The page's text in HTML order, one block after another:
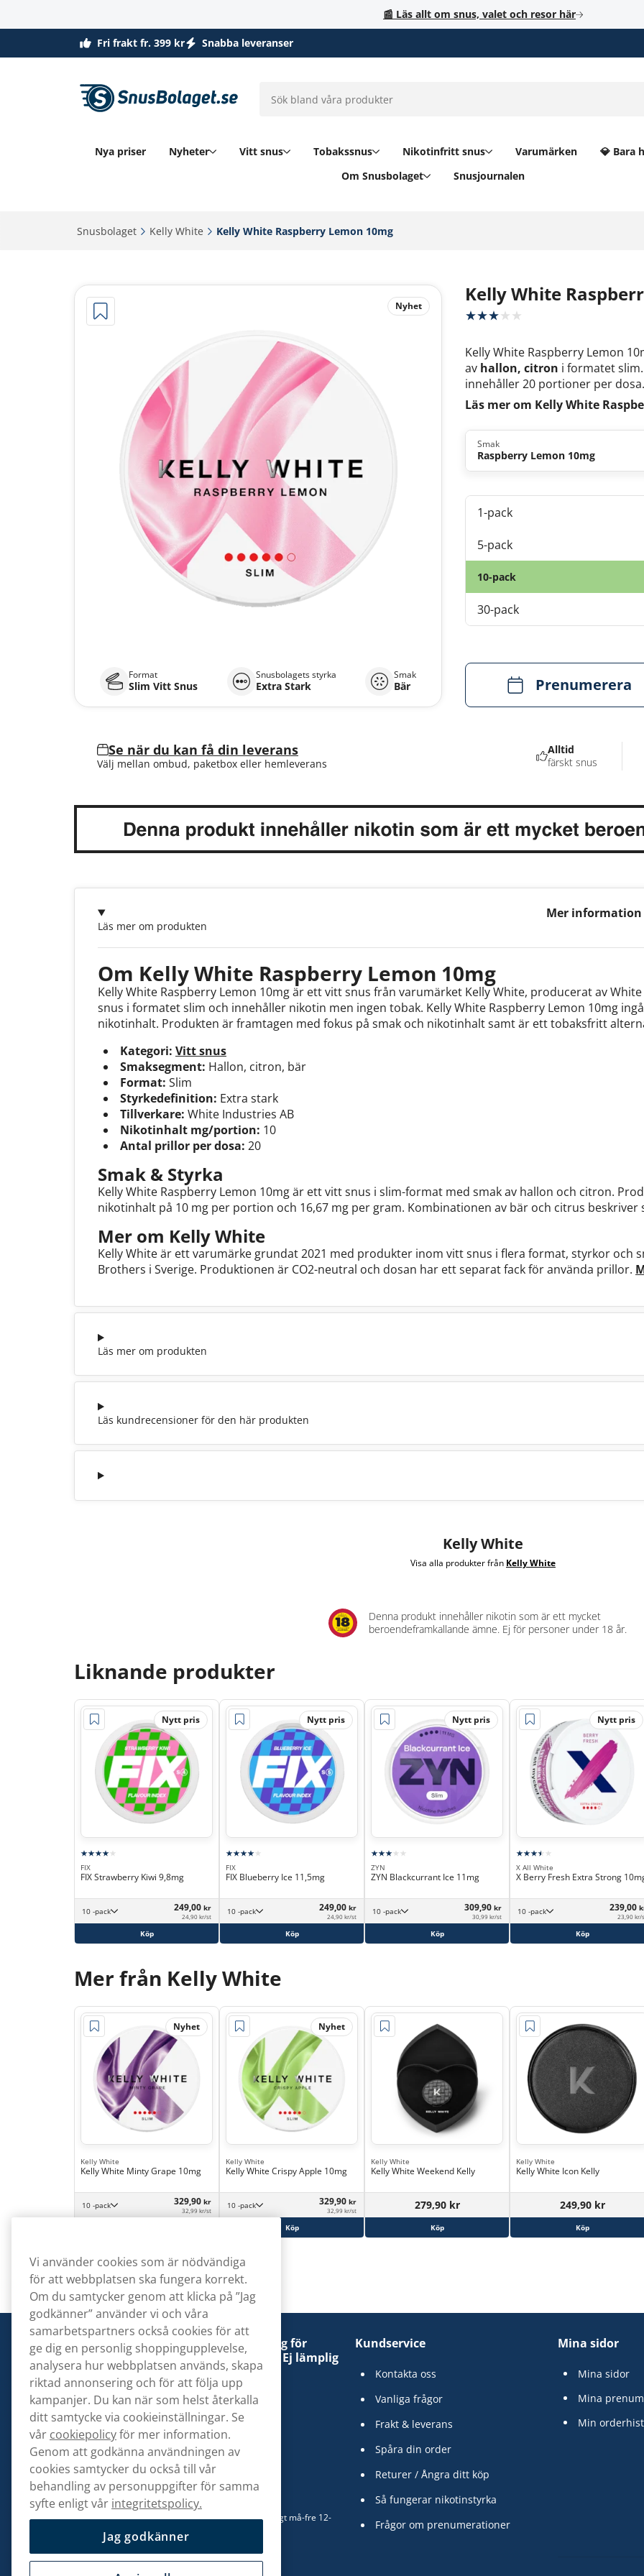
📰 Läs allt om snus, valet och resor här
Fri frakt fr. 399 kr Snabba leveranser
Nya priser Nyheter Vitt snus Tobakssnus Nikotinfritt snus Varumärken 💎 Bara
Om Snusbolaget
Snusjournalen
Snusbolaget‎ Kelly White‎ Kelly White Raspberry Lemon 10mg‎
Nyhet
Kelly White
Kelly White Raspberry Lemon
av hallon, citron i formatet
innehåller 20 portioner per dosa.
Läs mer om Kelly White
Format
Slim Vitt Snus
Snusbolagets styrka
Extra Stark
Smak
Bär
Smak
Raspberry Lemon 10mg
1-pack
5-pack
10-pack
30-pack
Prenumerera
Se när du kan få din leverans
Välj mellan ombud, paketbox eller hemleverans
Mer information
Läs mer om produkten
Om Kelly White Raspberry Lemon 10mg
Kelly White Raspberry Lemon 10mg är ett vitt snus från varumärket Kelly White, producerat av
snus i formatet slim och innehåller nikotin men ingen tobak. Kelly White Raspberry Lemon 10mg
nikotinhalt. Produkten är framtagen med fokus på smak och nikotinhalt samt är ett tobaksfritt
Kategori: Vitt snus
Smaksegment: Hallon, citron, bär
Format: Slim
Styrkedefinition: Extra stark
Tillverkare: White Industries AB
Nikotinhalt mg/portion: 10
Antal prillor per dosa: 20
Smak & Styrka
Kelly White Raspberry Lemon 10mg är ett vitt snus i slim-format med smak av hallon och citron.
nikotinhalt på 10 mg per portion och 16,67 mg per gram. Kombinationen av bär och citrus beskriver
Mer om Kelly White
Kelly White är ett varumärke grundat 2021 med produkter inom vitt snus i flera format, styrkor och
Brothers i Sverige. Produktionen är CO2-neutral och dosan har ett separat fack för använda prillor.
Läs mer om produkten
Läs kundrecensioner för den här produkten
Kelly White
Visa alla produkter från Kelly White
Alltid
färskt snus
Denna produkt innehåller nikotin som är ett mycket
beroendeframkallande ämne. Ej för personer under 18 år.
Liknande produkter
Nytt pris
FIX
FIX Strawberry Kiwi 9,8mg
10 -pack 249,00 kr
24,90 kr/st
Köp
Nytt pris
FIX
FIX Blueberry Ice 11,5mg
10 -pack 249,00 kr
24,90 kr/st
Köp
Nytt pris
ZYN
ZYN Blackcurrant Ice 11mg
10 -pack 309,90 kr
30,99 kr/st
Köp
Nytt pris
X All White
X Berry Fresh Extra Strong
10 -pack 239,00
23,90 kr/
Köp
Mer från Kelly White
Nyhet
Kelly White
Kelly White Minty Grape 10mg
10 -pack 329,90 kr
32,99 kr/st
Nyhet
Kelly White
Kelly White Crispy Apple 10mg
10 -pack 329,90 kr
32,99 kr/st
Köp
Kelly White
Kelly White Weekend Kelly
279,90 kr
Köp
Kelly White
Kelly White Icon Kelly
249,90 kr
Köp
Denna tobaksprodukt kan vara skadlig för
hälsan och är beroendeframkallande. Ej lämplig
för personer under 18 år.
Kontakta oss
hej@snusbolaget.se
08 517 910 94
Mån-Tor 8.00-17.00 | Fre 9.00-17.00 | (Lunchstängt må-fre 12-
Kundservice
Kontakta oss
Vanliga frågor
Frakt & leverans
Spåra din order
Returer / Ångra ditt köp
Så fungerar nikotinstyrka
Frågor om prenumerationer
Mina sidor
Mina sidor
Mina
Min
Vi använder cookies som är nödvändiga
för att webbplatsen ska fungera korrekt.
Om du samtycker genom att klicka på ”Jag
godkänner” använder vi och våra
samarbetspartners också cookies för att
ge dig en personlig shoppingupplevelse,
analysera hur webbplatsen används, skapa
riktad annonsering och för att följa upp
kampanjer. Du kan när som helst återkalla
ditt samtycke via cookieinställningar. Se
vår cookiepolicyför mer information.
Genom att godkänna användningen av
cookies samtycker du också till vår
behandling av personuppgifter för samma
syfte enligt vår integritetspolicy.
Jag godkänner